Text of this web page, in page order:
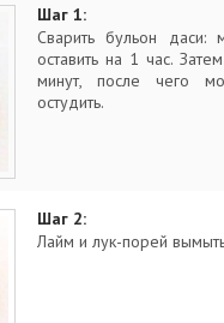
Шаг 1:
Сварить бульон даси:
оставить на 1 час.
минут, после чего
остудить.
Шаг 2:
Лайм и лук-порей